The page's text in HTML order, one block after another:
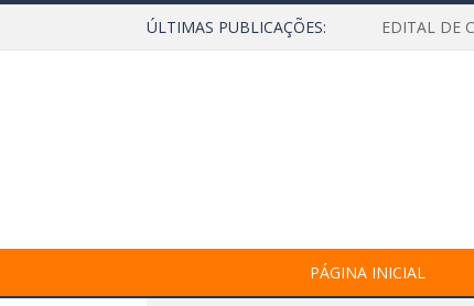
ÚLTIMAS PUBLICAÇÕES: EDITAL DE
PÁGINA INICIAL